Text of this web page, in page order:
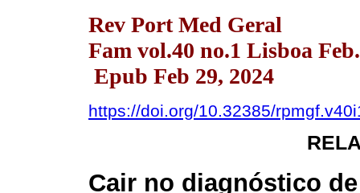
Rev Port Med Geral
Fam vol.40 no.1 Lisboa
Epub Feb 29, 2024
https://doi.org/10.32385/
Cair no diagnóstico